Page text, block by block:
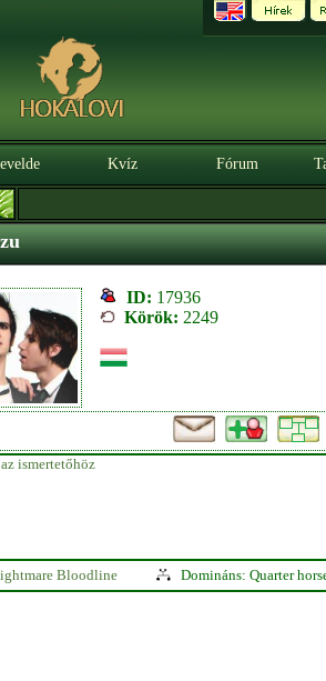
Kvíz Fórum
ID: 17936
Körök: 2249
ismertetőhöz
Bloodline Domináns: Quarter